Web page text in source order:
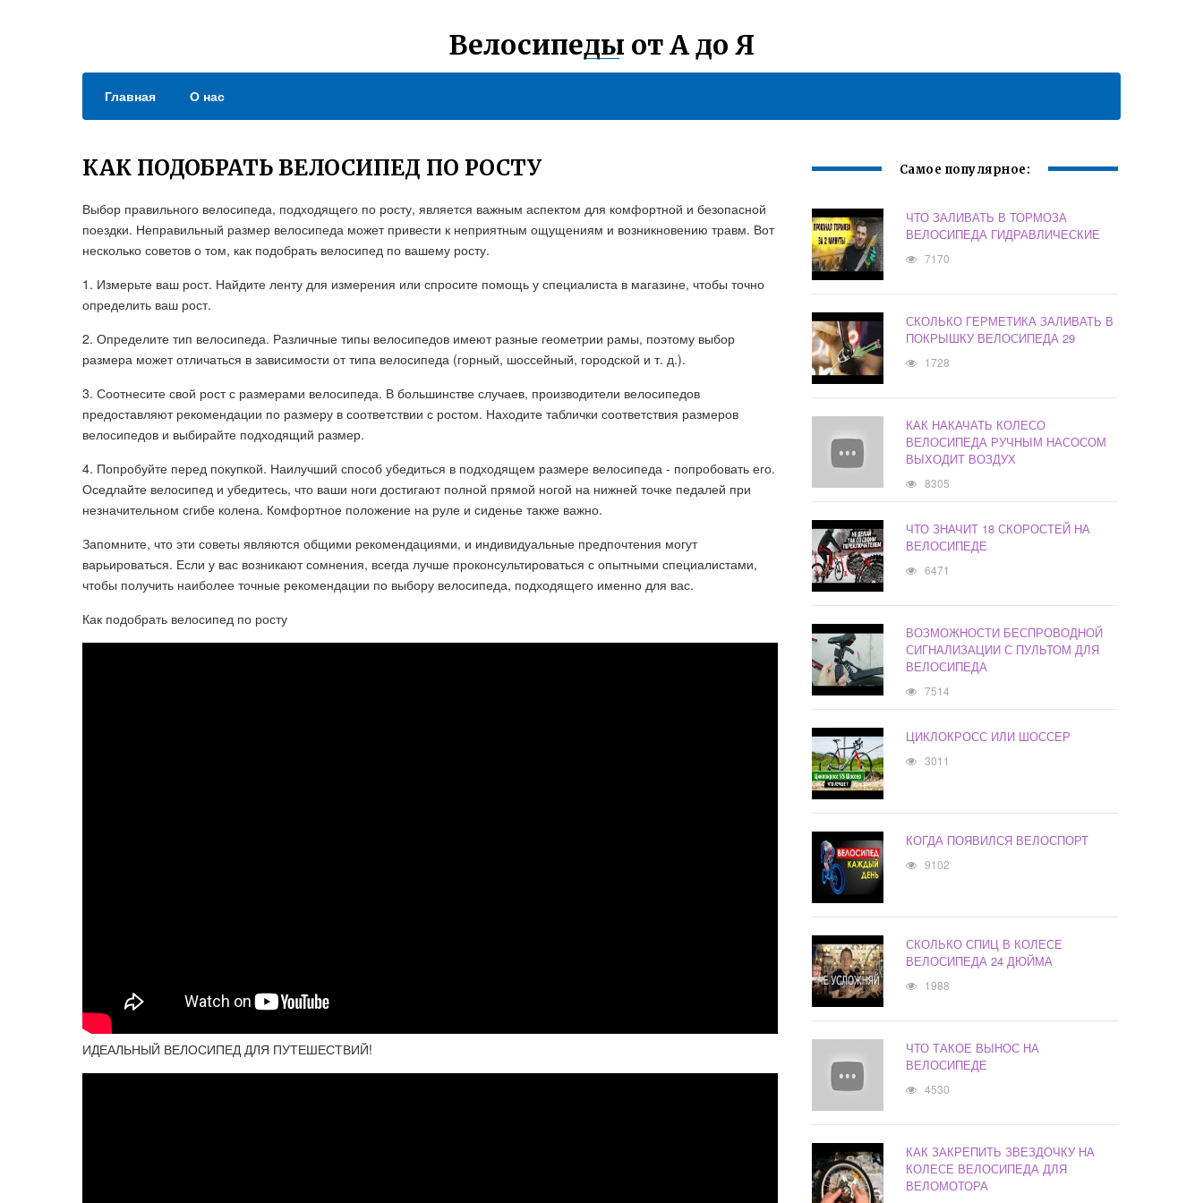
Велосипеды от А до Я
Главная О нас
КАК ПОДОБРАТЬ ВЕЛОСИПЕД ПО РОСТУ
Выбор правильного велосипеда, подходящего по росту, является важным аспектом для комфортной и безопасной
поездки. Неправильный размер велосипеда может привести к неприятным ощущениям и возникновению травм. Вот
несколько советов о том, как подобрать велосипед по вашему росту.
1. Измерьте ваш рост. Найдите ленту для измерения или спросите помощь у специалиста в магазине, чтобы точно
определить ваш рост.
2. Определите тип велосипеда. Различные типы велосипедов имеют разные геометрии рамы, поэтому выбор
размера может отличаться в зависимости от типа велосипеда (горный, шоссейный, городской и т. д.).
3. Соотнесите свой рост с размерами велосипеда. В большинстве случаев, производители велосипедов
предоставляют рекомендации по размеру в соответствии с ростом. Находите таблички соответствия размеров
велосипедов и выбирайте подходящий размер.
4. Попробуйте перед покупкой. Наилучший способ убедиться в подходящем размере велосипеда - попробовать его.
Оседлайте велосипед и убедитесь, что ваши ноги достигают полной прямой ногой на нижней точке педалей при
незначительном сгибе колена. Комфортное положение на руле и сиденье также важно.
Запомните, что эти советы являются общими рекомендациями, и индивидуальные предпочтения могут
варьироваться. Если у вас возникают сомнения, всегда лучше проконсультироваться с опытными специалистами,
чтобы получить наиболее точные рекомендации по выбору велосипеда, подходящего именно для вас.
Как подобрать велосипед по росту
ИДЕАЛЬНЫЙ ВЕЛОСИПЕД ДЛЯ ПУТЕШЕСТВИЙ!
Самое популярное:
ЧТО ЗАЛИВАТЬ В ТОРМОЗА
ВЕЛОСИПЕДА ГИДРАВЛИЧЕСКИЕ
7170
СКОЛЬКО ГЕРМЕТИКА ЗАЛИВАТЬ В
ПОКРЫШКУ ВЕЛОСИПЕДА 29
1728
КАК НАКАЧАТЬ КОЛЕСО
ВЕЛОСИПЕДА РУЧНЫМ НАСОСОМ
ВЫХОДИТ ВОЗДУХ
8305
ЧТО ЗНАЧИТ 18 СКОРОСТЕЙ НА
ВЕЛОСИПЕДЕ
6471
ВОЗМОЖНОСТИ БЕСПРОВОДНОЙ
СИГНАЛИЗАЦИИ С ПУЛЬТОМ ДЛЯ
ВЕЛОСИПЕДА
7514
ЦИКЛОКРОСС ИЛИ ШОССЕР
3011
КОГДА ПОЯВИЛСЯ ВЕЛОСПОРТ
9102
СКОЛЬКО СПИЦ В КОЛЕСЕ
ВЕЛОСИПЕДА 24 ДЮЙМА
1988
ЧТО ТАКОЕ ВЫНОС НА
ВЕЛОСИПЕДЕ
4530
КАК ЗАКРЕПИТЬ ЗВЕЗДОЧКУ НА
КОЛЕСЕ ВЕЛОСИПЕДА ДЛЯ
ВЕЛОМОТОРА